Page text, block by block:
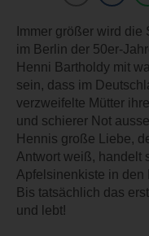
Immer größer wird
im Berlin der 50er-
Henni Bartholdy mit
sein, dass im
verzweifelte Mütter
und schierer Not
Hennis große Liebe,
Antwort weiß, handelt
Apfelsinenkiste in den
Bis tatsächlich das
und lebt!